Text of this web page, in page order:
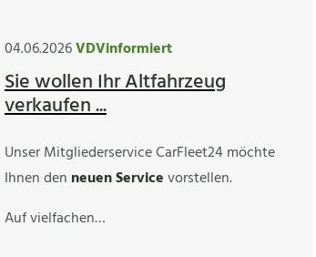
04.06.2026VDVinformiert
Sie wollen Ihr Altfahrzeug
verkaufen ...
Unser Mitgliederservice CarFleet24 möchte
Ihnen den neuen Servicevorstellen.
Auf vielfachen…